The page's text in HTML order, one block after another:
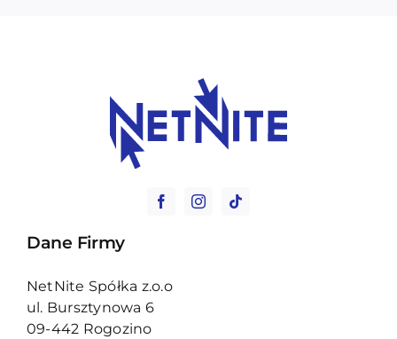
Dane Firmy
NetNite Spółka z.o.o
ul. Bursztynowa 6
09-442 Rogozino